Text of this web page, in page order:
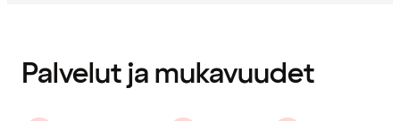
Palvelut ja mukavuudet